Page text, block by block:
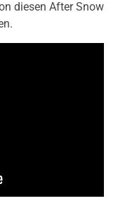
diesen After Snow